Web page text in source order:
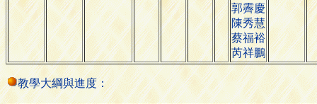
郭霽慶
陳秀慧
蔡福裕
芮祥鵬
教學大綱與進度：